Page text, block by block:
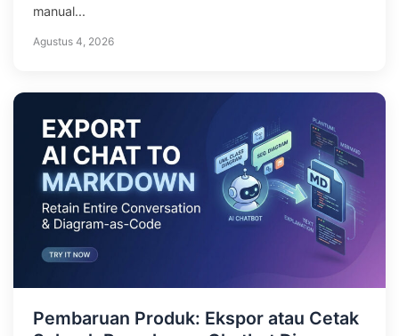
manual...
Agustus 4, 2026
Pembaruan Produk: Ekspor atau Cetak